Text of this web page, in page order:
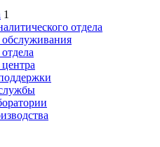
1
отдела